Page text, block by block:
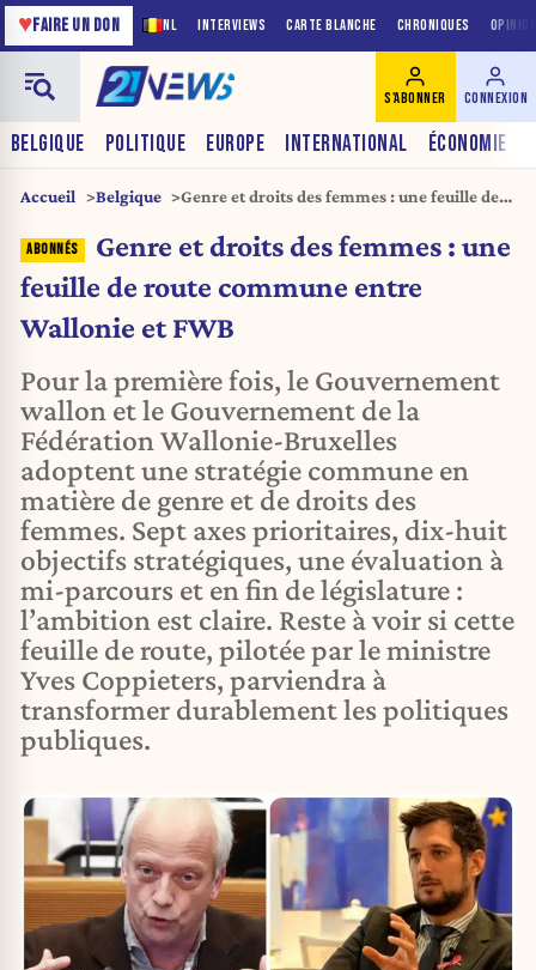
NL INTERVIEWS CARTE BLANCHE CHRONIQUES
♥FAIRE UN DON
BELGIQUE POLITIQUE EUROPE INTERNATIONAL ÉCONOMIE
S'ABONNER CONNEXION
Accueil Belgique
Genre et droits des femmes : une feuille de
Genre et droits des femmes : une
feuille de route commune entre
Wallonie et FWB
Pour la première fois, le Gouvernement
wallon et le Gouvernement de la
Fédération Wallonie-Bruxelles
adoptent une stratégie commune en
matière de genre et de droits des
femmes. Sept axes prioritaires, dix-huit
objectifs stratégiques, une évaluation à
mi-parcours et en fin de législature :
l’ambition est claire. Reste à voir si cette
feuille de route, pilotée par le ministre
Yves Coppieters, parviendra à
transformer durablement les politiques
publiques.